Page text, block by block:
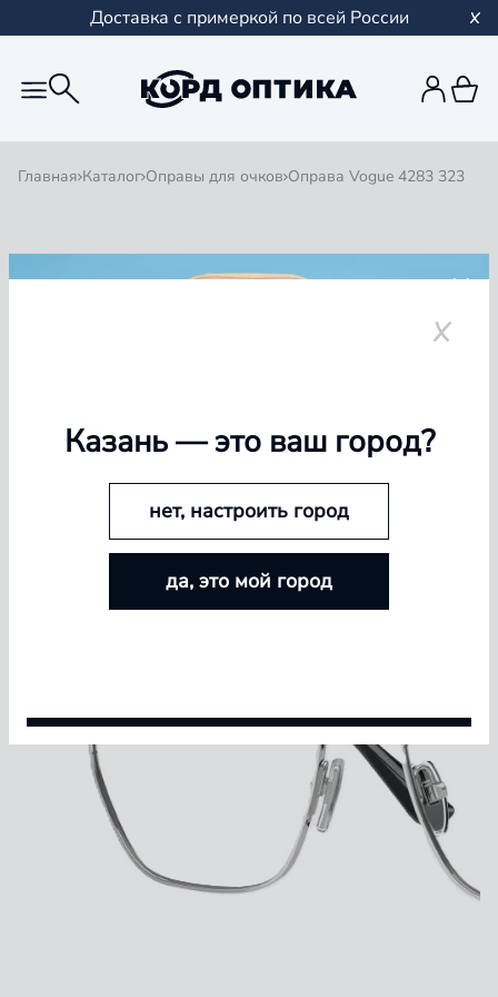
Доставка с примеркой по всей России
Главная Каталог Оправы для очков Оправа Vogue 4283 323
БОЛЬШЕ ЛИНЗ — БОЛЬШЕ СКИДКА
Покупайте контактные линзы Airway и увеличивайте
размер скидки — от 5% до 15%
Казань— это ваш город?
нет, настроить город
да, это мой город